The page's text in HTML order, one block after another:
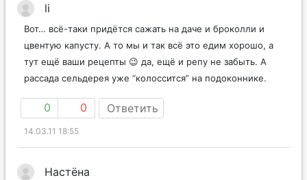
li
Вот… всё-таки придётся сажать на даче и броколли и
цвентую капусту. А то мы и так всё это едим хорошо, а
тут ещё ваши рецепты 😉 да, ещё и репу не забыть. А
рассада сельдерея уже “колоссится” на подоконнике.
0 0 Ответить
14.03.11 18:55
Настёна